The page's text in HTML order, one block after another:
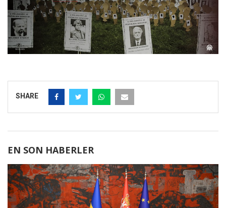
SHARE
EN SON HABERLER